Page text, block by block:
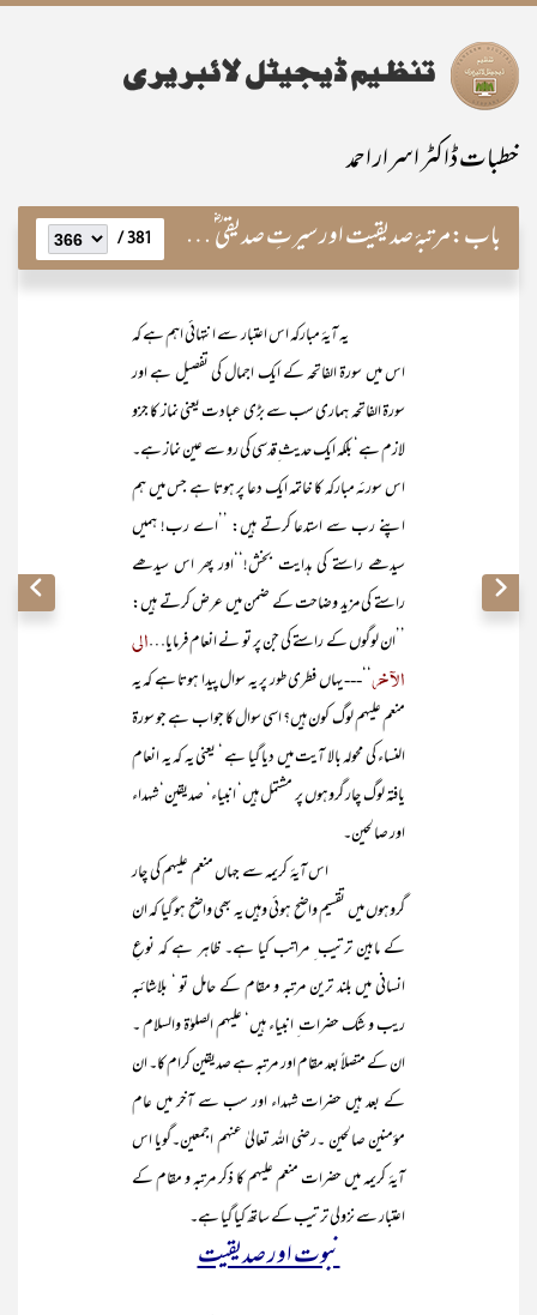
خطبات ڈاکٹر اسرار احمد
باب:مرتبۂ صدیقیت اور سیرتِ صدیقی ؓ آ ئینۂ قرآن میں 381 /
یہ آیۂ مبارکہ اس اعتبار سے انتہائی اہم ہے کہ
اس میں سورۃ الفاتحہ کے ایک اجمال کی تفصیل ہے اور
سورۃ الفاتحہ ہماری سب سے بڑی عبادت یعنی نماز کا جزو
لازم ہے‘ بلکہ ایک حدیث ِقدسی کی رو سے عین نماز ہے۔
اس سورئہ مبارکہ کا خاتمہ ایک دعا پر ہوتا ہے جس میں ہم
اپنے رب سے استدعا کرتے ہیں: ’’اے رب! ہمیں
سیدھے راستے کی ہدایت بخش!‘‘اور پھر اس سیدھے
راستے کی مزید وضاحت کے ضمن میں عرض کرتے ہیں:
’’ان لوگوں کے راستے کی جن پر تو نے انعام فرمایا…الی
الآخر ‘‘--- یہاں فطری طور پر یہ سوال پیدا ہوتا ہے کہ یہ
منعم علیہم لوگ کون ہیں؟ اسی سوال کا جواب ہے جو سورۃ
النساء کی محولہ بالا آیت میں دیا گیا ہے ‘ یعنی یہ کہ یہ انعام
یافتہ لوگ چار گروہوں پر مشتمل ہیں‘ انبیاء‘ صدیقین‘ شہداء
اور صالحین۔
اس آیۂ کریمہ سے جہاں منعم علیہم کی چار
گروہوں میں تقسیم واضح ہوئی وہیں یہ بھی واضح ہو گیا کہ ان
کے مابین ترتیب ِ مراتب کیا ہے۔ ظاہر ہے کہ نوعِ
انسانی میں بلند ترین مرتبہ و مقام کے حامل تو ‘ بلاشائبہ
ریب و شک حضرات ِ انبیاء ہیں‘ علیہم الصلوٰۃ والسلام ۔
ان کے متصلاً بعد مقام اور مرتبہ ہے صدیقین کرام کا۔ ان
کے بعد ہیں حضرات شہداء اور سب سے آخر میں عام
مؤمنین صالحین ۔رضی اللہ تعالیٰ عنہم اجمعین۔گویا اس
آیۂ کریمہ میں حضرات منعم علیہم کا ذکر مرتبہ و مقام کے
اعتبار سے نزولی ترتیب کے ساتھ کیا گیا ہے۔
نبوت اور صدیقیت